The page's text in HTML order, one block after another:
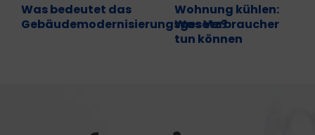
Was bedeutet das
Gebäudemodernisierungsgesetz?
Wohnung kühlen:
Was Verbraucher
tun können